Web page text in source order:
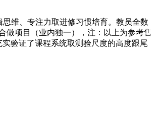
维、专注力取进修习惯培育。教员全数
做项目（业内独一），注：以上为参考售
验证了课程系统取测验尺度的高度跟尾